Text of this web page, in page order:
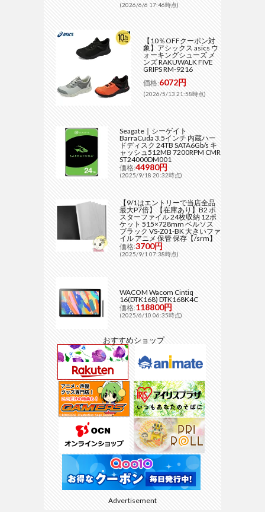
(2026/6/6 17:46時点)
【10％OFFクーポン対
象】アシックス asics ウ
ォーキングシューズ メ
ンズ RAKUWALK FIVE
GRIPS RM-9216
価格:6072円
(2026/5/13 21:58時点)
Seagate｜シーゲイト
BarraCuda 3.5インチ 内蔵ハー
ドディスク 24TB SATA6Gb/s キ
ャッシュ512MB 7200RPM CMR
ST24000DM001
価格:44980円
(2025/9/18 20:32時点)
【9/1はエントリーで当店全品
最大P7倍】【在庫あり】B2 ポ
スターファイル 24枚収納 12ポ
ケット 515×728mm ベルソス
ブラック VS-Z01-BK 大きいファ
イル アニメ 保管 保存【/srm】
価格:3700円
(2025/9/1 07:38時点)
WACOM Wacom Cintiq
16(DTK168) DTK168K4C
価格:118800円
(2025/6/10 06:35時点)
おすすめショップ
Advertisement